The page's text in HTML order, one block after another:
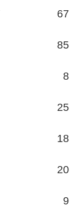
67
85
8
25
18
20
9